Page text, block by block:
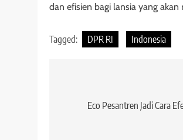
dan efisien bagi lansia yang
Tagged: DPR RI Indonesia
Eco Pesantren Jadi Cara